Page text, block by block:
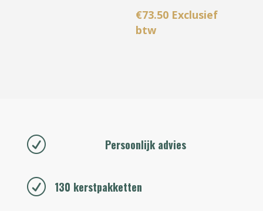
€73.50 Exclusief
btw
R Persoonlijk advies
R 130 kerstpakketten